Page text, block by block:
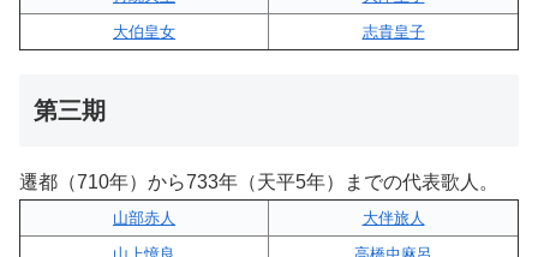
大伯皇女
志貴皇子
第三期
遷都（710年）から733年（天平5年）までの代表歌人。
山部赤人
大伴旅人